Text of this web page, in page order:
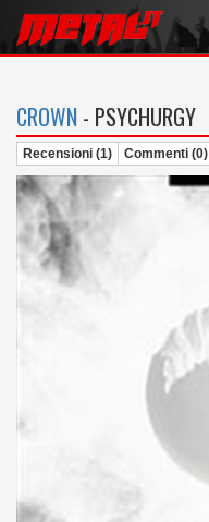
CROWN - PSYCHURGY
Recensioni (1) Commenti (0)